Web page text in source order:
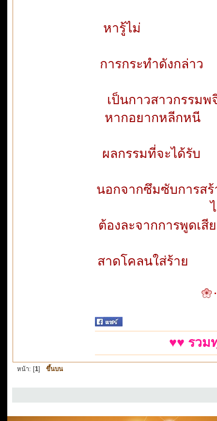
หารู้ไ
การกระท
เป็นกาว
หากอย
ผลกรรม
นอกจากซึม
ต้องละจา
สาดโคล
♥♥ รวม
หน้า: [1] ขึ้นบน